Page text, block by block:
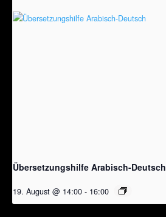
Übersetzungshilfe Arabisch-Deutsch
19. August @ 14:00 - 16:00